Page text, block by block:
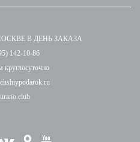
В ДЕНЬ ЗАКАЗА
142-10-86
круглосуточно